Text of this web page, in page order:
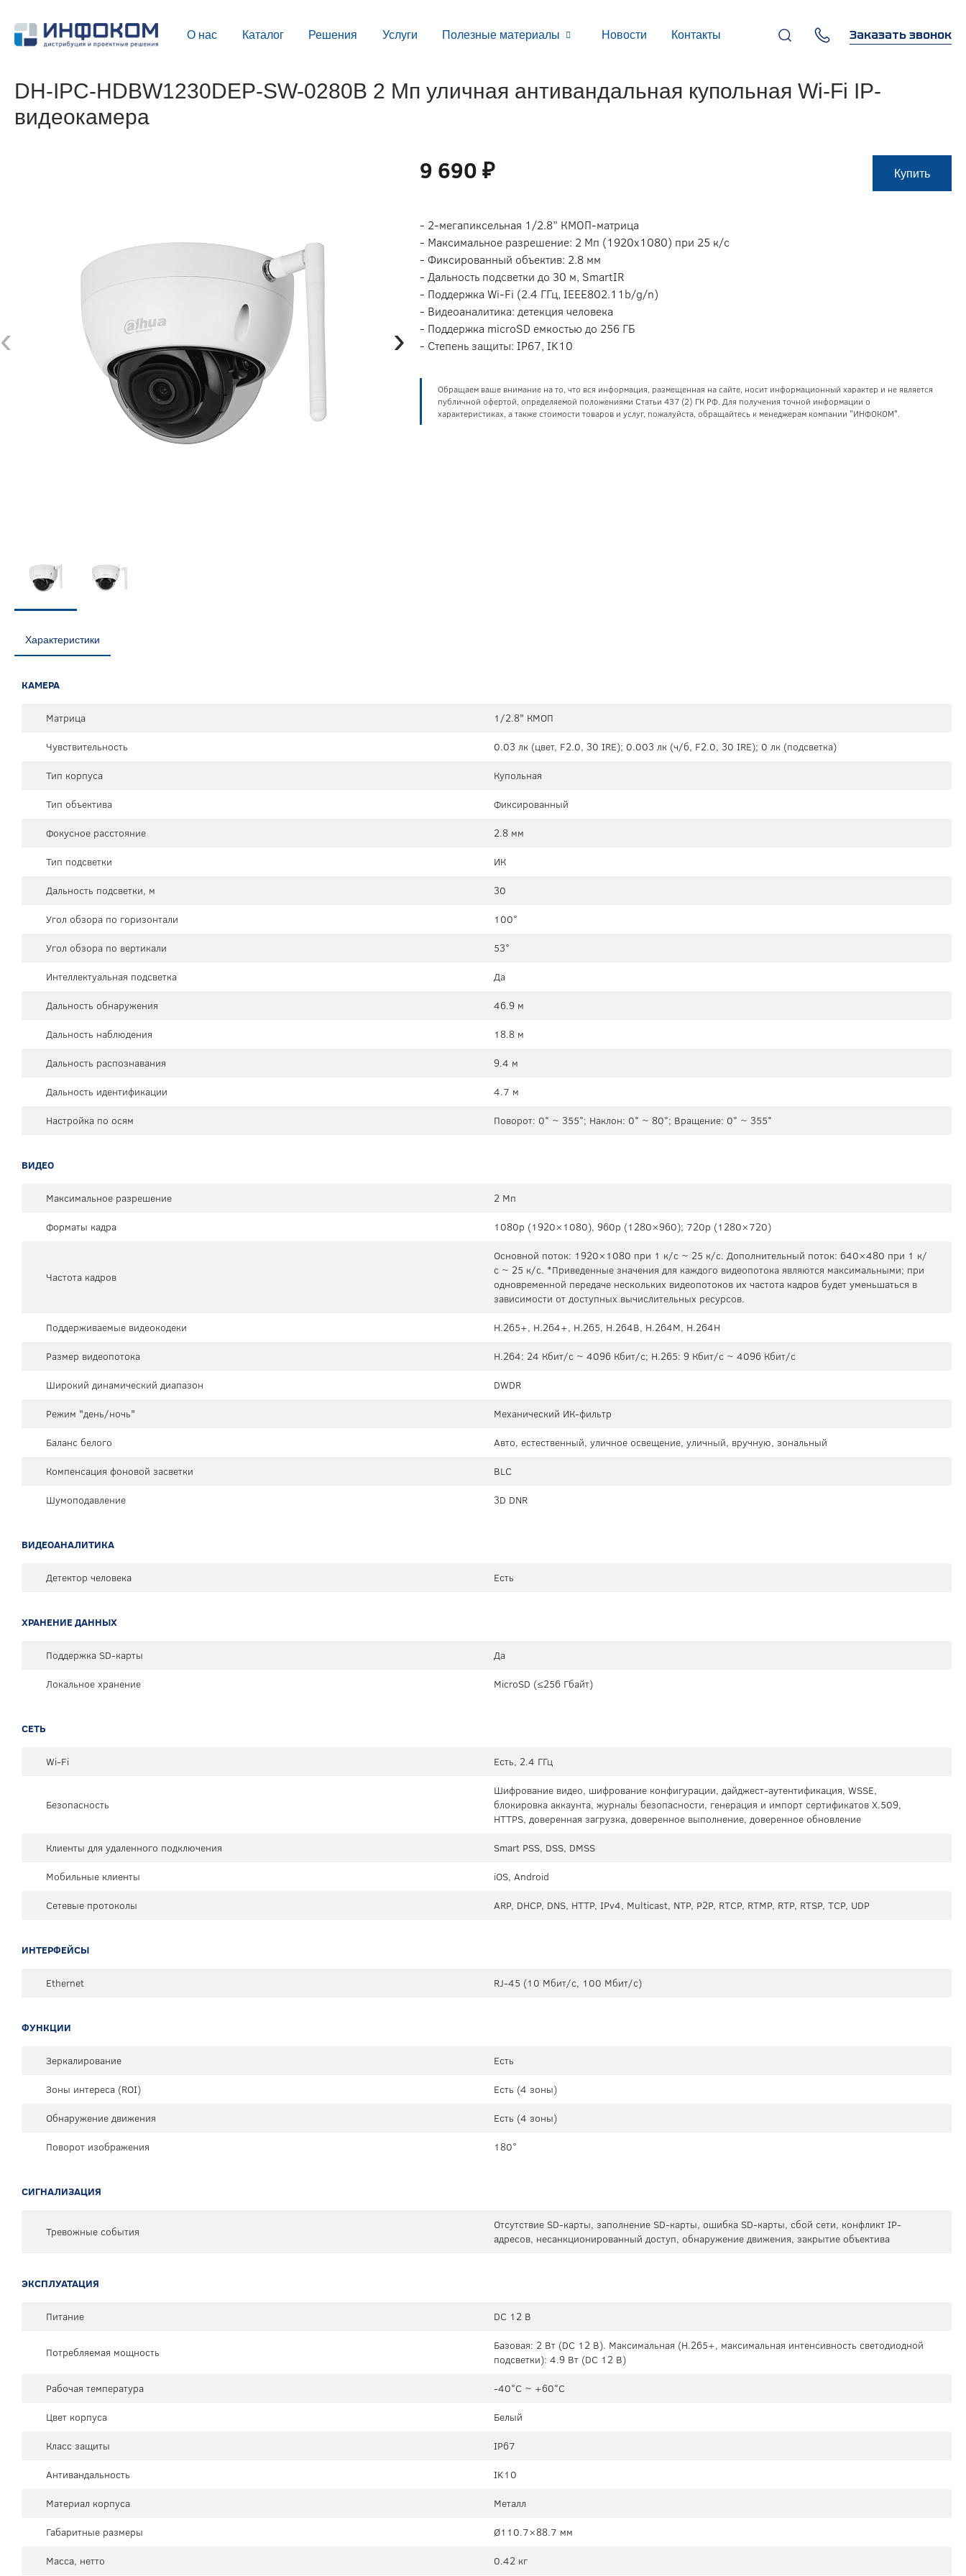
О нас Каталог Решения Услуги Полезные материалы Новости Контакты
г. Москва, 119270,
Лужнецкая наб., д. 6, стр. 1,
Заказать звонок
DH-IPC-HDBW1230DEP-SW-0280B 2 Мп уличная антивандальная купольная Wi-Fi IP-
видеокамера
‹ ›
9 690 ₽ Купить
- 2-мегапиксельная 1/2.8” КМОП-матрица
- Максимальное разрешение: 2 Мп (1920х1080) при 25 к/с
- Фиксированный объектив: 2.8 мм
- Дальность подсветки до 30 м, SmartIR
- Поддержка Wi-Fi (2.4 ГГц, IEEE802.11b/g/n)
- Видеоаналитика: детекция человека
- Поддержка microSD емкостью до 256 ГБ
- Степень защиты: IP67, IK10
Обращаем ваше внимание на то, что вся информация, размещенная на сайте, носит информационный характер и не является
публичной офертой, определяемой положениями Статьи 437 (2) ГК РФ. Для получения точной информации о
характеристиках, а также стоимости товаров и услуг, пожалуйста, обращайтесь к менеджерам компании "ИНФОКОМ".
Характеристики
КАМЕРА
Матрица
1/2.8" КМОП
Чувствительность
0.03 лк (цвет, F2.0, 30 IRE); 0.003 лк (ч/б, F2.0, 30 IRE); 0 лк (подсветка)
Тип корпуса
Купольная
Тип объектива
Фиксированный
Фокусное расстояние
2.8 мм
Тип подсветки
ИК
Дальность подсветки, м
30
Угол обзора по горизонтали
100°
Угол обзора по вертикали
53°
Интеллектуальная подсветка
Да
Дальность обнаружения
46.9 м
Дальность наблюдения
18.8 м
Дальность распознавания
9.4 м
Дальность идентификации
4.7 м
Настройка по осям
Поворот: 0° ~ 355°; Наклон: 0° ~ 80°; Вращение: 0° ~ 355°
ВИДЕО
Максимальное разрешение
2 Мп
Форматы кадра
1080p (1920×1080), 960p (1280×960); 720p (1280×720)
Частота кадров
Основной поток: 1920×1080 при 1 к/с ~ 25 к/с. Дополнительный поток: 640×480 при 1 к/
с ~ 25 к/с. *Приведенные значения для каждого видеопотока являются максимальными; при
одновременной передаче нескольких видеопотоков их частота кадров будет уменьшаться в
зависимости от доступных вычислительных ресурсов.
Поддерживаемые видеокодеки
H.265+, H.264+, H.265, H.264B, H.264M, H.264H
Размер видеопотока
H.264: 24 Кбит/с ~ 4096 Кбит/с; H.265: 9 Кбит/с ~ 4096 Кбит/с
Широкий динамический диапазон
DWDR
Режим "день/ночь"
Механический ИК-фильтр
Баланс белого
Авто, естественный, уличное освещение, уличный, вручную, зональный
Компенсация фоновой засветки
BLC
Шумоподавление
3D DNR
ВИДЕОАНАЛИТИКА
Детектор человека Есть
ХРАНЕНИЕ ДАННЫХ
Поддержка SD-карты
Да
Локальное хранение
MicroSD (≤256 Гбайт)
СЕТЬ
Wi-Fi Есть, 2.4 ГГц
Безопасность
Шифрование видео, шифрование конфигурации, дайджест-аутентификация, WSSE,
блокировка аккаунта, журналы безопасности, генерация и импорт сертификатов X.509,
HTTPS, доверенная загрузка, доверенное выполнение, доверенное обновление
Клиенты для удаленного подключения
Smart PSS, DSS, DMSS
Мобильные клиенты
iOS, Android
Сетевые протоколы
ARP, DHCP, DNS, HTTP, IPv4, Multicast, NTP, P2P, RTCP, RTMP, RTP, RTSP, TCP, UDP
ИНТЕРФЕЙСЫ
Ethernet RJ-45 (10 Мбит/с, 100 Мбит/с)
ФУНКЦИИ
Зеркалирование
Есть
Зоны интереса (ROI)
Есть (4 зоны)
Обнаружение движения
Есть (4 зоны)
Поворот изображения
180°
СИГНАЛИЗАЦИЯ
Тревожные события
Отсутствие SD-карты, заполнение SD-карты, ошибка SD-карты, сбой сети, конфликт IP-
адресов, несанкционированный доступ, обнаружение движения, закрытие объектива
ЭКСПЛУАТАЦИЯ
Питание DC 12 В
Потребляемая мощность
Базовая: 2 Вт (DC 12 В). Максимальная (H.265+, максимальная интенсивность светодиодной
подсветки): 4.9 Вт (DC 12 В)
Рабочая температура
-40°C ~ +60°C
Цвет корпуса
Белый
Класс защиты
IP67
Антивандальность
IK10
Материал корпуса
Металл
Габаритные размеры
Ø110.7×88.7 мм
Масса, нетто
0.42 кг